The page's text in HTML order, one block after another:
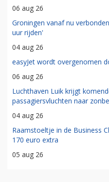
06 aug 26
Groningen vanaf nu
uur rijden'
04 aug 26
easyJet wordt overgenomen
06 aug 26
Luchthaven Luik krijgt
passagiersvluchten naar
04 aug 26
Raamstoeltje in de Business
170 euro extra
05 aug 26